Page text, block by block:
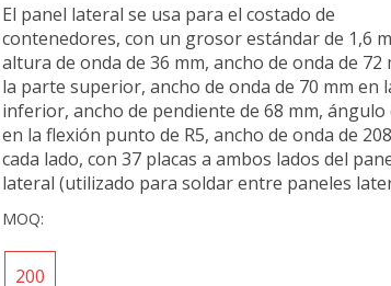
El panel lateral se usa para el costado de
contenedores, con un grosor estándar de 1,6
altura de onda de 36 mm, ancho de onda de 72
la parte superior, ancho de onda de 70 mm en
inferior, ancho de pendiente de 68 mm, ángulo
en la flexión punto de R5, ancho de onda de
cada lado, con 37 placas a ambos lados del
lateral (utilizado para soldar entre paneles
MOQ:
200